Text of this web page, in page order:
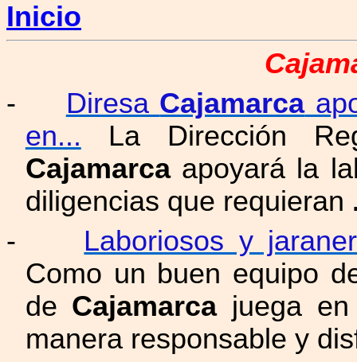
Inicio
-
Diresa Cajamarca
en... La Dirección
Cajamarcaapoyará la
diligencias que requieran
-
Laboriosos y
Como un buen equipo
de Cajamarcajuega en
manera responsable y